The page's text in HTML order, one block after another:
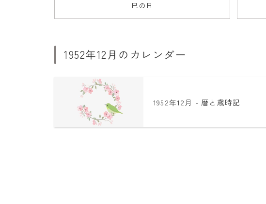
巳の日
1952年12月のカレンダー
1952年12月 - 暦と歳時記